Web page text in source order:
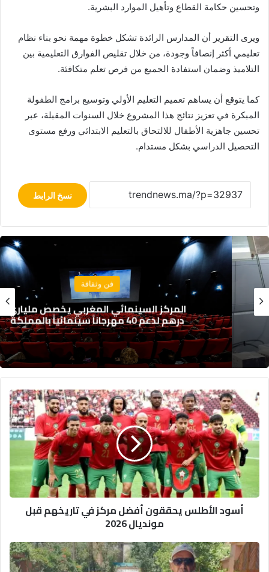
وتحسين حكامة القطاع وتأهيل الموارد البشرية.
ويرى التقرير أن المدارس الرائدة تشكل خطوة مهمة نحو بناء نظام
تعليمي أكثر إنصافاً وجودة، من خلال تقليص الفوارق التعليمية بين
التلاميذ وضمان استفادة الجميع من فرص تعلم متكافئة.
كما يتوقع أن يساهم تعميم التعليم الأولي وتوسيع برامج الطفولة
المبكرة في تعزيز نتائج هذا المشروع خلال السنوات المقبلة، عبر
تحسين جاهزية الأطفال للالتحاق بالتعليم الابتدائي ورفع مستوى
التحصيل الدراسي بشكل مستدام.
نسخ الرابط
فن وثقافة
المركز السينمائي المغربي يخصص ملياري
درهم لدعم 40 مهرجاناً سينمائياً بالمملكة
أ
س
و
د
ا
ل
ل
ق
ق
أسود الأطلس يحققون أفضل مركز في تاريخهم قبل
مونديال 2026
س
ا